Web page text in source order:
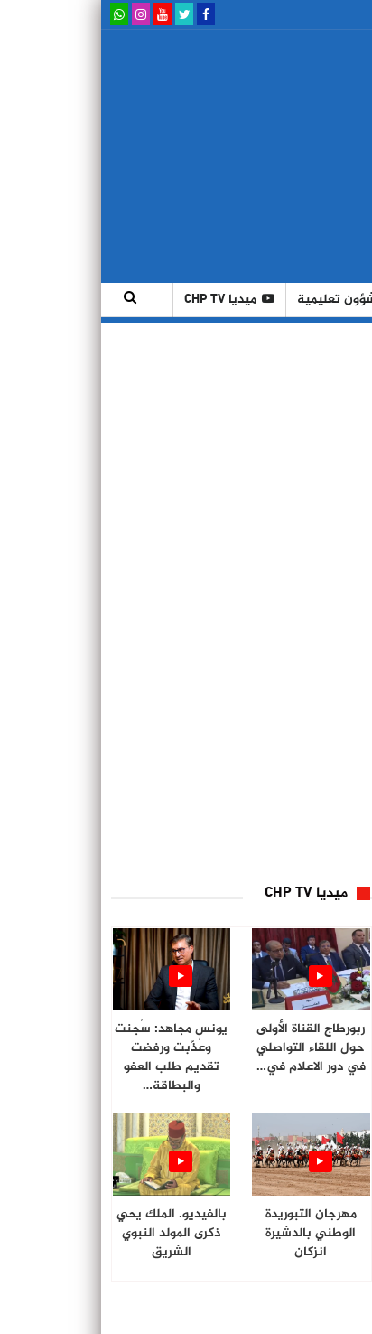
تعليمية ميديا CHP TV
ميديا CHP TV
ربورطاج القناة الأولى
حول اللقاء التواصلي
في دور الاعلام في…
يونس مجاهد: سُجنت
وعُذّبت ورفضت
تقديم طلب العفو
والبطاقة…
مهرجان التبوريدة
الوطني بالدشيرة
انزكان
بالفيديو. الملك يحي
ذكرى المولد النبوي
الشريق